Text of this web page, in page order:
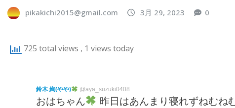
pikakichi2015@gmail.com 3月 29, 2023 0
725 total views , 1 views today
鈴木 絢(やや) @aya_suzuki0408
おはちゃん 昨日はあんまり寝れずねむね